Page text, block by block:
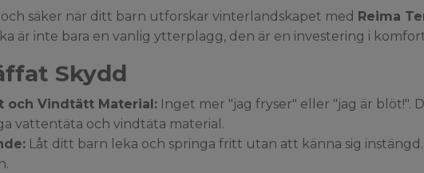
säker när ditt barn utforskar vinterlandskapet med Reima
är inte bara en vanlig ytterplagg, den är en investering i
Skydd
och Vindtätt Material: Inget mer "jag fryser" eller "jag är blöt!".
vattentäta och vindtäta material.
Låt ditt barn leka och springa fritt utan att känna sig